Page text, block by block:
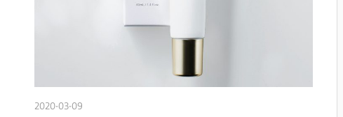
2020-03-09